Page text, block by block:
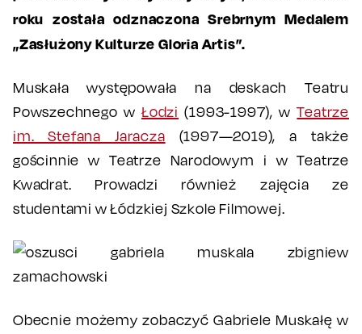
roku została odznaczona Srebrnym Medalem
„Zasłużony Kulturze Gloria Artis”.
Muskała występowała na deskach Teatru
Powszechnego wŁodzi (1993-1997), wTeatrze
im. Stefana Jaracza (1997—2019), a także
gościnnie w Teatrze Narodowym i w Teatrze
Kwadrat. Prowadzi również zajęcia ze
studentami w Łódzkiej Szkole Filmowej.
Obecnie możemy zobaczyć Gabriele Muskałę w